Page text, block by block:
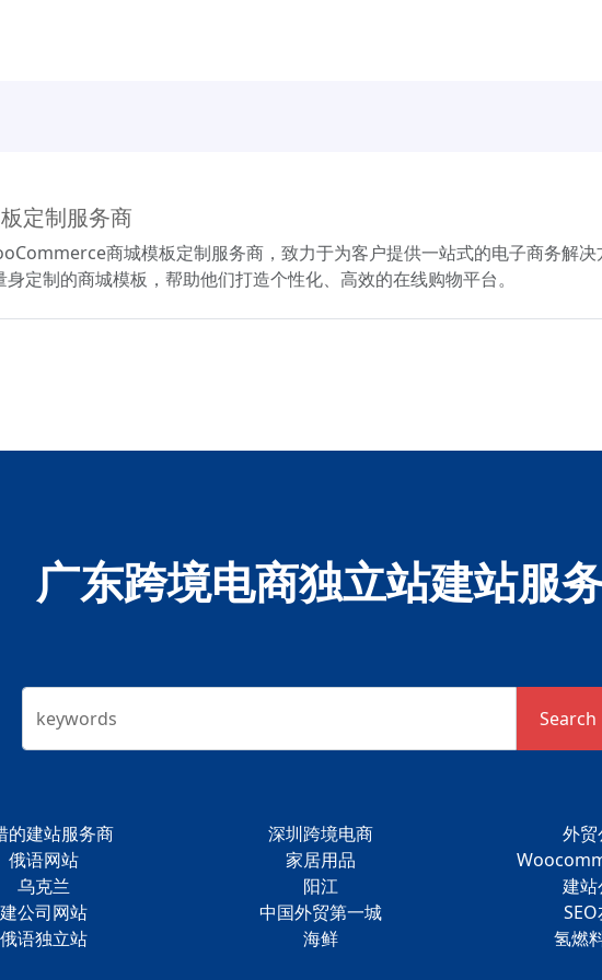
定制服务商
商城模板定制服务商，致力于为客户提供一站式的电子商务解
定制的商城模板，帮助他们打造个性化、高效的在线购物平台。
广东跨境电商独立站建站服
keywords Search
的建站服务商 深圳跨境电商
外贸
俄语网站
家居用品
乌克兰
阳江
建站
建公司网站
中国外贸第一城
俄语独立站
海鲜 氢燃